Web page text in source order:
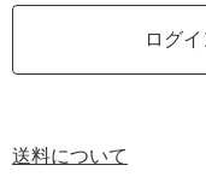
ログ
送料について